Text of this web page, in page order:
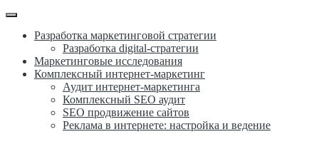
Разработка маркетинговой стратегии
Разработка digital-стратегии
Маркетинговые исследования
Комплексный интернет-маркетинг
Аудит интернет-маркетинга
Комплексный SEO аудит
SEO продвижение сайтов
Реклама в интернете: настройка и ведение